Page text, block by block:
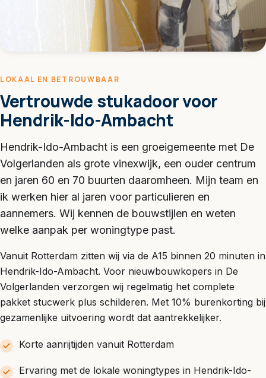
LOKAAL EN BETROUWBAAR
Vertrouwde stukadoor voor
Hendrik-Ido-Ambacht
Hendrik-Ido-Ambacht is een groeigemeente met De
Volgerlanden als grote vinexwijk, een ouder centrum
en jaren 60 en 70 buurten daaromheen. Mijn team en
ik werken hier al jaren voor particulieren en
aannemers. Wij kennen de bouwstijlen en weten
welke aanpak per woningtype past.
Vanuit Rotterdam zitten wij via de A15 binnen 20 minuten in
Hendrik-Ido-Ambacht. Voor nieuwbouwkopers in De
Volgerlanden verzorgen wij regelmatig het complete
pakket stucwerk plus schilderen. Met 10% burenkorting bij
gezamenlijke uitvoering wordt dat aantrekkelijker.
Korte aanrijtijden vanuit Rotterdam
Ervaring met de lokale woningtypes in Hendrik-Ido-